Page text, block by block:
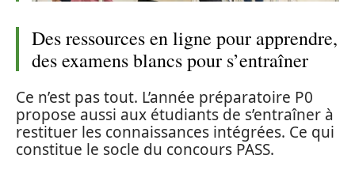
Des ressources en ligne pour apprendre,
des examens blancs pour s’entraîner
Ce n’est pas tout. L’année préparatoire P0
propose aussi aux étudiants de s’entraîner à
restituer les connaissances intégrées. Ce qui
constitue le socle du concours PASS.